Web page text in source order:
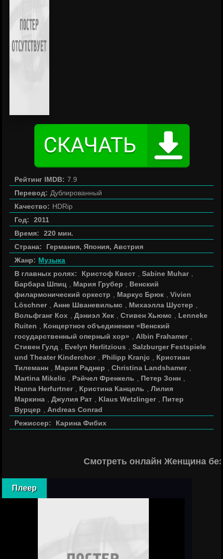
Рейтинг IMDB: 7.9
Перевод: Дублированный
Качество: HDRip
Год:
2011
Время:
220 мин.
Страна:
Германия, Япония, Австрия
Жанр: Музыка
В главных ролях:
Кристоф Квест ,Sabine Muhar
Барбара Шпиц
Мария Грубер
Венский
филармонический оркестр
Маркус Брюк ,Vivien
Löschner
Анне Шваневильмс Михаэлла Шустер
Вольфганг Кох
,Дэниэл Хек ,Стивен Хьюмс
Lenneke
Ruiten
Концертное объединение «Венский
государственный оперный хор»
Albin Frahamer
Стивен Гулд
Evelyn Herlitzious ,Salzburger Festspiele
und Theater Kinderchor
Philipp Kranjc
Кристиан
Тилеманн
Мария Раднер ,Christina Landshamer
Martina Mikelic
Рэйчел Френкель Петер Зонн
Hanna Herfurtner
Кристина Канцель ,Лилия
Маркина
,Джулия Рат Klaus Wetzlinger
Питер
Вурцер
Andreas Conrad
Режиссер:
Карина Фибих
Смотреть онлайн Женщина
Плеер